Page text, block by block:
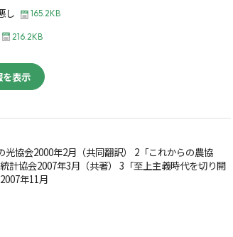
し 165.2KB
216.2KB
表示
協会2000年2月（共同翻訳） 2「これからの農協
計協会2007年3月（共著） 3「至上主義時代を切り開
年11月